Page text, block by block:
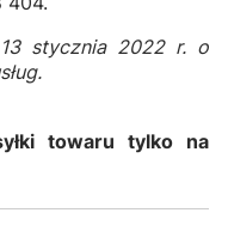
stycznia 2022 r. o
towaru tylko na